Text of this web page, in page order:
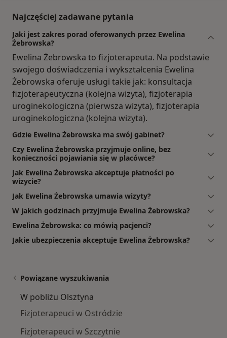
Najczęściej zadawane pytania
Jaki jest zakres porad oferowanych przez Ewelina
Żebrowska?
Ewelina Żebrowska to fizjoterapeuta. Na podstawie
swojego doświadczenia i wykształcenia Ewelina
Żebrowska oferuje usługi takie jak: konsultacja
fizjoterapeutyczna (kolejna wizyta), fizjoterapia
uroginekologiczna (pierwsza wizyta), fizjoterapia
uroginekologiczna (kolejna wizyta).
Gdzie Ewelina Żebrowska ma swój gabinet?
Czy Ewelina Żebrowska przyjmuje online, bez
konieczności pojawiania się w placówce?
Jak Ewelina Żebrowska akceptuje płatności po
wizycie?
Jak Ewelina Żebrowska umawia wizyty?
W jakich godzinach przyjmuje Ewelina Żebrowska?
Ewelina Żebrowska: co mówią pacjenci?
Jakie ubezpieczenia akceptuje Ewelina Żebrowska?
Powiązane wyszukiwania
W pobliżu Olsztyna
Fizjoterapeuci w Ostródzie
Fizjoterapeuci w Szczytnie